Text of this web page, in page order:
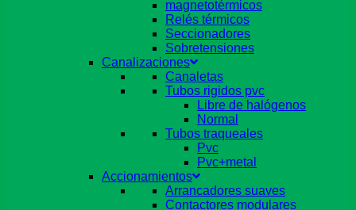
magnetotérmicos
Relés térmicos
Seccionadores
Sobretensiones
Canalizaciones
Canaletas
Tubos rigidos pvc
Libre de halógenos
Normal
Tubos traqueales
Pvc
Pvc+metal
Accionamientos
Arrancadores suaves
Contactores modulares